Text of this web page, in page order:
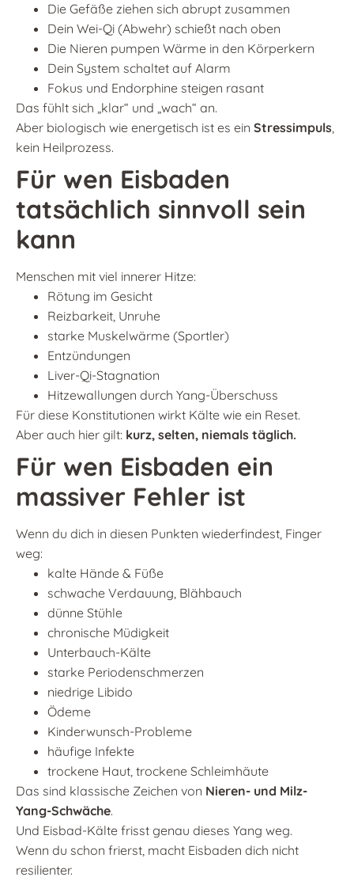
Die Gefäße ziehen sich abrupt zusammen
Dein Wei-Qi (Abwehr) schießt nach oben
Die Nieren pumpen Wärme in den Körperkern
Dein System schaltet auf Alarm
Fokus und Endorphine steigen rasant
Das fühlt sich „klar“ und „wach“ an.
Aber biologisch wie energetisch ist es ein Stressimpuls,
kein Heilprozess.
Für wen Eisbaden
tatsächlich sinnvoll sein
kann
Menschen mit viel innerer Hitze:
Rötung im Gesicht
Reizbarkeit, Unruhe
starke Muskelwärme (Sportler)
Entzündungen
Liver-Qi-Stagnation
Hitzewallungen durch Yang-Überschuss
Für diese Konstitutionen wirkt Kälte wie ein Reset.
Aber auch hier gilt: kurz, selten, niemals täglich.
Für wen Eisbaden ein
massiver Fehler ist
Wenn du dich in diesen Punkten wiederfindest, Finger
weg:
kalte Hände & Füße
schwache Verdauung, Blähbauch
dünne Stühle
chronische Müdigkeit
Unterbauch-Kälte
starke Periodenschmerzen
niedrige Libido
Ödeme
Kinderwunsch-Probleme
häufige Infekte
trockene Haut, trockene Schleimhäute
Das sind klassische Zeichen von Nieren- und Milz-
Yang-Schwäche.
Und Eisbad-Kälte frisst genau dieses Yang weg.
Wenn du schon frierst, macht Eisbaden dich nicht
resilienter.